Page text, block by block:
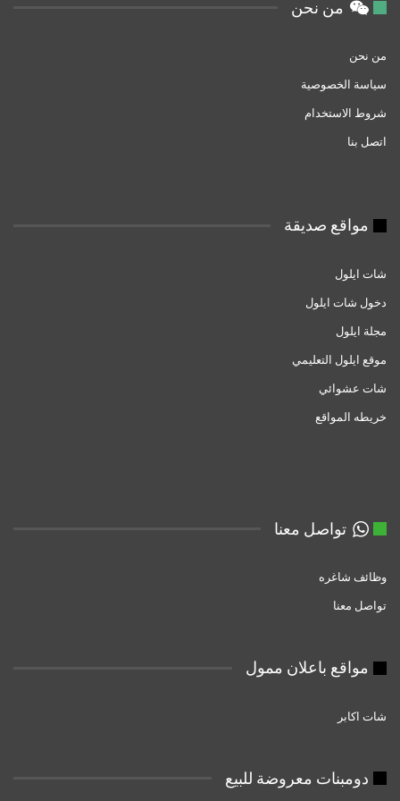
من نحن
من نحن
سياسة الخصوصية
شروط الاستخدام
اتصل بنا
مواقع صديقة
شات ايلول
دخول شات ايلول
مجلة ايلول
موقع ايلول التعليمي
شات عشوائي
خريطه المواقع
تواصل معنا
وظائف شاغره
تواصل معنا
مواقع باعلان ممول
شات اكابر
دومبنات معروضة للبيع